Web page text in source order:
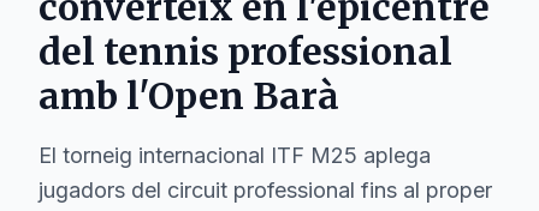
del tennis professional
amb l'Open Barà
El torneig internacional ITF M25 aplega
jugadors del circuit professional fins al proper